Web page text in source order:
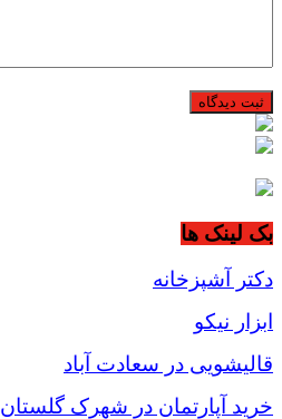
بک لینک ها
دکتر آشپزخانه
ابزار نیکو
قالیشویی در سعادت آباد
خرید آپارتمان در شهرک گلستان